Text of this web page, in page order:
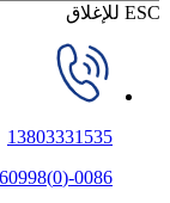
ESC للإغلاق
13803331535
0086-(0)311-85660998